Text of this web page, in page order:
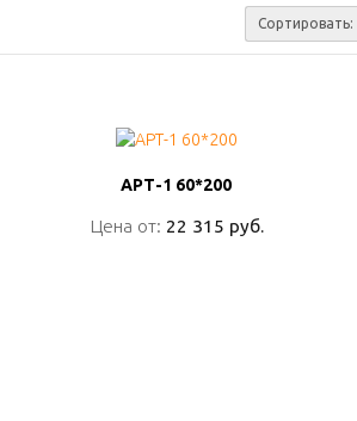
Сортировать:
АРТ-1 60*200
Цена от: 22 315 руб.
АРТ-1 60*200
Цена от: 22 315 руб.